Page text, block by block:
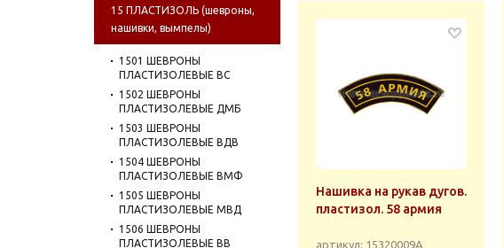
15 ПЛАСТИЗОЛЬ (шевроны,
нашивки, вымпелы)
1501 ШЕВРОНЫ
ПЛАСТИЗОЛЕВЫЕ ВС
1502 ШЕВРОНЫ
ПЛАСТИЗОЛЕВЫЕ ДМБ
1503 ШЕВРОНЫ
ПЛАСТИЗОЛЕВЫЕ ВДВ
1504 ШЕВРОНЫ
ПЛАСТИЗОЛЕВЫЕ ВМФ
1505 ШЕВРОНЫ
ПЛАСТИЗОЛЕВЫЕ МВД
1506 ШЕВРОНЫ
ПЛАСТИЗОЛЕВЫЕ ВВ
Нашивка на рукав дугов.
пластизол. 58 армия
артикул: 15320009А